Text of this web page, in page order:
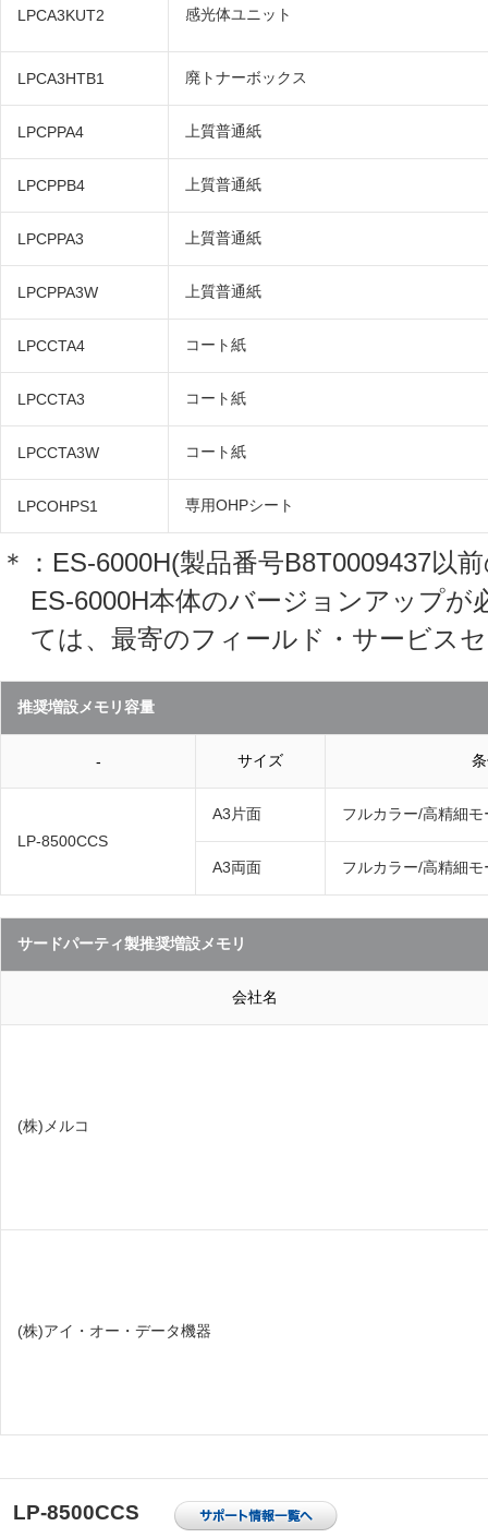
LPCA3KUT2 感光体ユニット
LPCA3HTB1 廃トナーボックス
LPCPPA4 上質普通紙
LPCPPB4 上質普通紙
LPCPPA3 上質普通紙
LPCPPA3W 上質普通紙
LPCCTA4 コート紙
LPCCTA3 コート紙
LPCCTA3W コート紙
LPCOHPS1 専用OHPシート
＊：ES-6000H(製品番号B8T0009437以
ES-6000H本体のバージョンアップ
ては、最寄のフィールド・サービス
推奨増設メモリ容量
- サイズ
LP-8500CCS
A3片面 フルカラー/高精細モ
A3両面 フルカラー/高精細モ
サードパーティ製推奨増設メモリ
会社名
(株)メルコ
(株)アイ・オー・データ機器
LP-8500CCS